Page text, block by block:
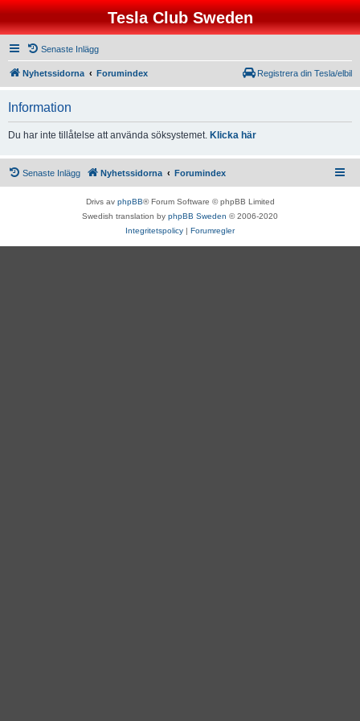
Tesla Club Sweden
Senaste Inlägg
Nyhetssidorna Forumindex Registrera din Tesla/elbil
Information
Du har inte tillåtelse att använda söksystemet. Klicka här
Senaste Inlägg Nyhetssidorna Forumindex
Drivs av phpBB® Forum Software © phpBB Limited
Swedish translation by phpBB Sweden © 2006-2020
Integritetspolicy | Forumregler